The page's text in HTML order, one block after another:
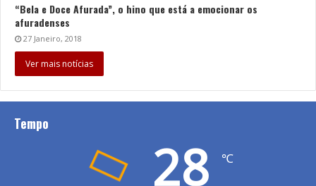
“Bela e Doce Afurada”, o hino que está a emocionar os
afuradenses
27 Janeiro, 2018
Ver mais notícias
Tempo
28 ℃